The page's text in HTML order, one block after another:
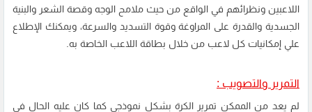
اللاعبين ونظرائهم في الواقع من حيث ملامح الوجه وقصة الشعر والبنية
الجسدية والقدرة على المراوغة وقوة التسديد والسرعة، ويمكنك الإطلاع
علي إمكانيات كل لاعب من خلال بطاقة اللاعب الخاصة به.
التمرير والتصويب :
لم يعد من الممكن تمرير الكرة بشكل نموذجي كما كان عليه الحال في